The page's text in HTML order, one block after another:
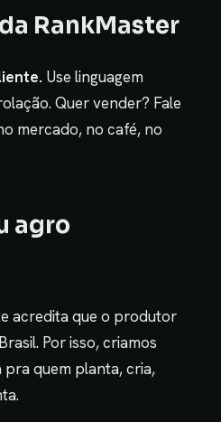
RankMaster
Use linguagem
Quer vender? Fale
mercado, no café, no
agro
acredita que o produtor
Por isso, criamos
pra quem planta, cria,